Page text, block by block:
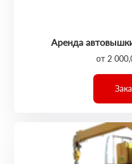
Аренда
от 2